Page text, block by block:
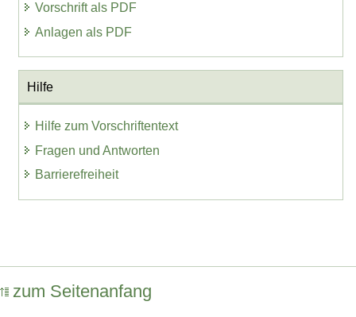
Vorschrift als PDF
Anlagen als PDF
Hilfe
Hilfe zum Vorschriftentext
Fragen und Antworten
Barrierefreiheit
zum Seitenanfang